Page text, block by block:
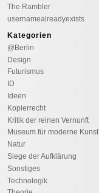
The Rambler
usernamealreadyexists
Kategorien
@Berlin
Design
Futurismus
ID
Ideen
Kopierrecht
Kritik der reinen Vernunft
Museum für moderne Kunst
Natur
Siege der Aufklärung
Sonstiges
Technologik